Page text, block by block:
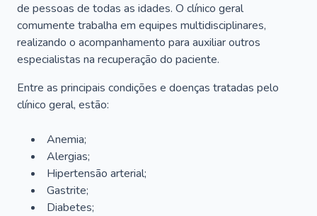
de pessoas de todas as idades. O clínico geral
comumente trabalha em equipes multidisciplinares,
realizando o acompanhamento para auxiliar outros
especialistas na recuperação do paciente.
Entre as principais condições e doenças tratadas pelo
clínico geral, estão:
Anemia;
Alergias;
Hipertensão arterial;
Gastrite;
Diabetes;